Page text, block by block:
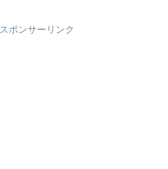
スポンサーリンク